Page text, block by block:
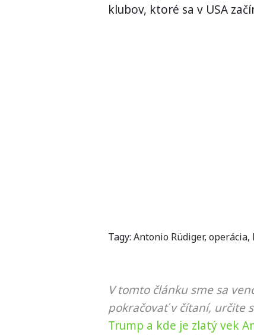
klubov, ktoré sa v USA
Tagy: Antonio Rüdiger, operácia,
V tomto článku sme sa
pokračovať v čítaní, určite
Trump a kde je zlatý vek